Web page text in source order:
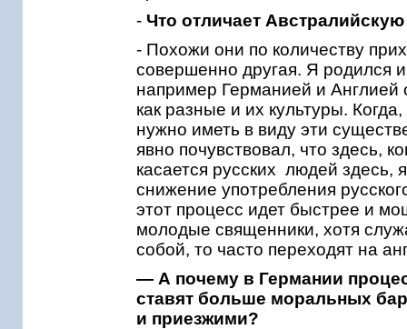
- Что отличает
- Похожи они по количеству
совершенно другая. Я родился
например Германией и
как разные и их культуры.
нужно иметь в виду эти
явно почувствовал, что здесь,
касается русских людей здесь,
снижение употребления
этот процесс идет быстрее и
молодые священники, хотя
собой, то часто переходят на
— А почему в Германии
ставят больше моральных
и приезжими?